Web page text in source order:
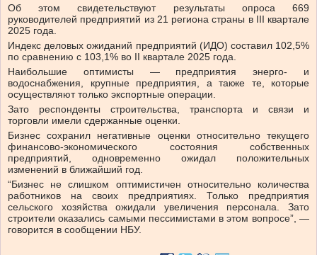
Об этом свидетельствуют результаты опроса 669
руководителей предприятий из 21 региона страны в III квартале
2025 года.
Индекс деловых ожиданий предприятий (ИДО) составил 102,5%
по сравнению с 103,1% во II квартале 2025 года.
Наибольшие оптимисты — предприятия энерго- и
водоснабжения, крупные предприятия, а также те, которые
осуществляют только экспортные операции.
Зато респонденты строительства, транспорта и связи и
торговли имели сдержанные оценки.
Бизнес сохранил негативные оценки относительно текущего
финансово-экономического состояния собственных
предприятий, одновременно ожидал положительных
изменений в ближайший год.
“Бизнес не слишком оптимистичен относительно количества
работников на своих предприятиях. Только предприятия
сельского хозяйства ожидали увеличения персонала. Зато
строители оказались самыми пессимистами в этом вопросе”, —
говорится в сообщении НБУ.